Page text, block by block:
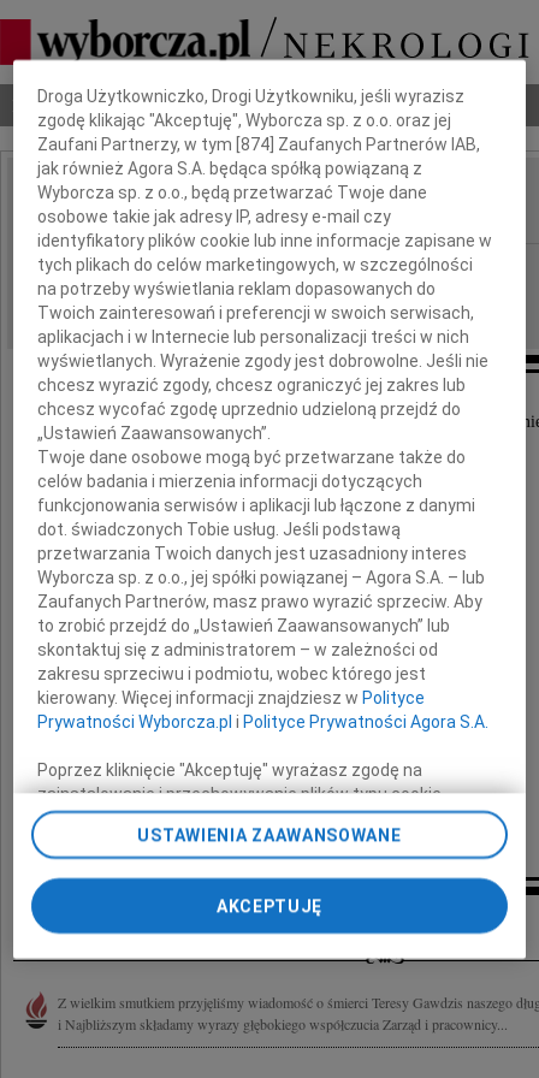
Nekrologi Odeszli Poradnik pogrzebowy
IMIĘ I NAZWISKO: Teresa Gawdzis
REGION: Rzeszów
DATA EMISJI: 12.11.2012
Z wielkim smutkiem przyjęliśmy wiadomość o
Teresy Gawdzis
naszego długoletniego Pracownika.
Rodzinie i Najbliższym
składamy wyrazy głębokiego współczucia
Zarząd i pracownicy
Centralnego Domu Maklerskiego Pekao SA
Inne kondolencje
Z wielkim smutkiem przyjęliśmy wiadomość o śmierci Teresy Gawdzis naszego
i Najbliższym składamy wyrazy głębokiego współczucia Zarząd i pracownicy...
Dbamy o Twoją prywatność
Droga Użytkowniczko, Drogi Użytkowniku, jeśli wyrazisz
zgodę klikając "Akceptuję", Wyborcza sp. z o.o. oraz jej
Zaufani Partnerzy, w tym [874 ] Zaufanych Partnerów IAB,
jak również Agora S.A. będąca spółką powiązaną z
Wyborcza sp. z o.o., będą przetwarzać Twoje dane
osobowe takie jak adresy IP, adresy e-mail czy
identyfikatory plików cookie lub inne informacje zapisane w
tych plikach do celów marketingowych, w szczególności
na potrzeby wyświetlania reklam dopasowanych do
Twoich zainteresowań i preferencji w swoich serwisach,
aplikacjach i w Internecie lub personalizacji treści w nich
wyświetlanych. Wyrażenie zgody jest dobrowolne. Jeśli nie
chcesz wyrazić zgody, chcesz ograniczyć jej zakres lub
chcesz wycofać zgodę uprzednio udzieloną przejdź do
„Ustawień Zaawansowanych”.
Twoje dane osobowe mogą być przetwarzane także do
celów badania i mierzenia informacji dotyczących
funkcjonowania serwisów i aplikacji lub łączone z danymi
dot. świadczonych Tobie usług. Jeśli podstawą
przetwarzania Twoich danych jest uzasadniony interes
Wyborcza sp. z o.o., jej spółki powiązanej – Agora S.A. – lub
Zaufanych Partnerów, masz prawo wyrazić sprzeciw. Aby
to zrobić przejdź do „Ustawień Zaawansowanych” lub
skontaktuj się z administratorem – w zależności od
zakresu sprzeciwu i podmiotu, wobec którego jest
kierowany. Więcej informacji znajdziesz w Polityce
Prywatności Wyborcza.pl i Polityce Prywatności Agora S.A.
Poprzez kliknięcie "Akceptuję" wyrażasz zgodę na
zainstalowanie i przechowywanie plików typu cookie
Wyborczej sp. z o. o. jej Zaufanych Partnerów i Agora S.A.
na Twoim urządzeniu końcowym. Możesz też w każdej
chwili zmienić swoje preferencje dot. plików cookie,
ponownie wywołując narzędzie do zarządzania Twoimi
preferencjami dot. przetwarzania danych poprzez
odnośnik „Ustawienia prywatności” w stopce serwisu i
przechodząc do sekcji „Ustawienia zaawansowane”.
pomocą ustawień przeglądarki.
USTAWIENIA ZAAWANSOWANE
AKCEPTUJĘ